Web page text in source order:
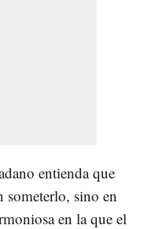
entienda que
someterlo, sino en
en la que el